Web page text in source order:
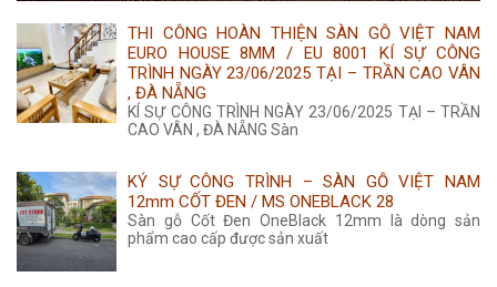
350.000 ₫.
THI CÔNG HOÀN THIỆN SÀN GỖ VIỆT NAM
EURO HOUSE 8MM / EU 8001 KÍ SỰ CÔNG
TRÌNH NGÀY 23/06/2025 TẠI – TRẦN CAO VÂN
, ĐÀ NẴNG
KÍ SỰ CÔNG TRÌNH NGÀY 23/06/2025 TẠI – TRẦN
CAO VÂN , ĐÀ NẴNG Sàn
KÝ SỰ CÔNG TRÌNH – SÀN GỖ VIỆT NAM
12mm CỐT ĐEN / MS ONEBLACK 28
Sàn gỗ Cốt Đen OneBlack 12mm là dòng sản
phẩm cao cấp được sản xuất